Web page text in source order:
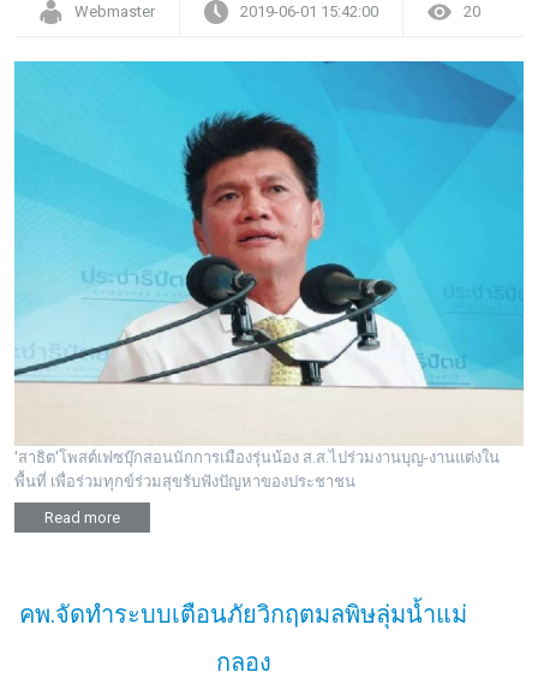
Webmaster 2019-06-01 15:42:00 20
'สาธิต'โพสต์เฟซบุ๊กสอนนักการเมืองรุ่นน้อง ส.ส.ไปร่วมงานบุญ-งานแต่งใน
พื้นที่ เพื่อร่วมทุกข์ร่วมสุขรับฟังปัญหาของประชาชน
Read more
คพ.จัดทำระบบเตือนภัยวิกฤตมลพิษลุ่มน้ำแม่
กลอง